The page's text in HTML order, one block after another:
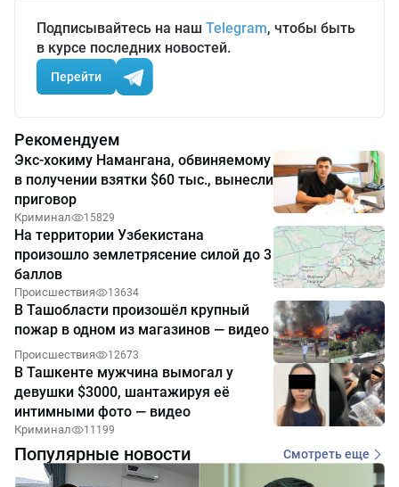
Подписывайтесь на наш Telegram, чтобы быть
в курсе последних новостей.
Перейти
Рекомендуем
Экс-хокиму Намангана, обвиняемому
в получении взятки $60 тыс., вынесли
приговор
Криминал 15829
На территории Узбекистана
произошло землетрясение силой до 3
баллов
Происшествия 13634
В Ташобласти произошёл крупный
пожар в одном из магазинов — видео
Происшествия 12673
В Ташкенте мужчина вымогал у
девушки $3000, шантажируя её
интимными фото — видео
Криминал 11199
Популярные новости Смотреть еще